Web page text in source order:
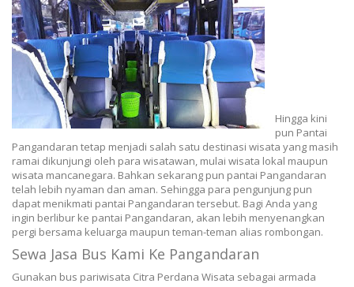
Hingga kini
pun Pantai
Pangandaran tetap menjadi salah satu destinasi wisata yang masih
ramai dikunjungi oleh para wisatawan, mulai wisata lokal maupun
wisata mancanegara. Bahkan sekarang pun pantai Pangandaran
telah lebih nyaman dan aman. Sehingga para pengunjung pun
dapat menikmati pantai Pangandaran tersebut. Bagi Anda yang
ingin berlibur ke pantai Pangandaran, akan lebih menyenangkan
pergi bersama keluarga maupun teman-teman alias rombongan.
Sewa Jasa Bus Kami Ke Pangandaran
Gunakan bus pariwisata Citra Perdana Wisata sebagai armada